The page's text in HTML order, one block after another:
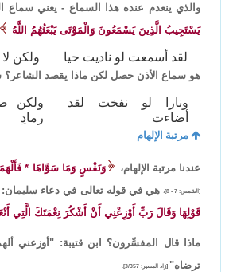
والذي ينعدم عنده هذا السماع - يعني سماع
يَسْتَجِيبُ الَّذِينَ يَسْمَعُونَ وَالْمَوْتَى يَبْعَثُهُمُ اللَّهُ
لقد أسمعت لو ناديت حيا ولكن
هو سماع الأذن حصل لكن ماذا يقصد الشاعر؟
ونارا لو نفخت لقد
أضاءت
ولكن
رمادِ
مرتبة الإلهام
عندنا مرتبة الإلهام، وَنَفْسٍ وَمَا سَوَّاهَا *
[الشمس: 7 - 8]، هي في قوله تعالى في دعاء سليمان:
قَوْلِهَا وَقَالَ رَبِّ أَوْزِعْنِي أَنْ أَشْكُرَ نِعْمَتَكَ الَّتِي
ماذا قال المفسِّرون؟ ابن قتيبة: "أوزعني
ترضاه" [زاد المسير: 3/357].